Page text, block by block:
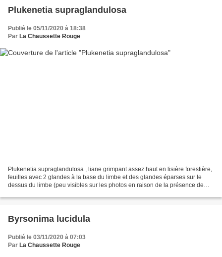
Plukenetia supraglandulosa
Publié le 05/11/2020 à 18:38
Par La Chaussette Rouge
Plukenetia supraglandulosa , liane grimpant assez haut en lisière forestière,
feuilles avec 2 glandes à la base du limbe et des glandes éparses sur le
dessus du limbe (peu visibles sur les photos en raison de la présence de
Byrsonima lucidula
Publié le 03/11/2020 à 07:03
Par La Chaussette Rouge